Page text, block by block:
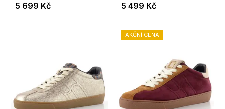
5 699 Kč 5 499 Kč
AKČNÍ CENA